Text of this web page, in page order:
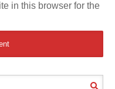
in this browser for the